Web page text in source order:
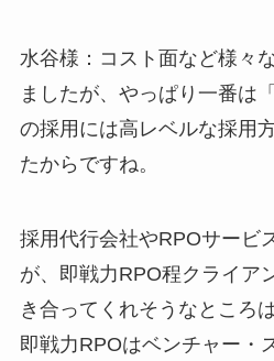
水谷様：コスト面など様々
ましたが、やっぱり一番は
の採用には高レベルな採用
たからですね。
採用代行会社やRPOサービ
が、即戦力RPO程クライア
き合ってくれそうなところ
即戦力RPOはベンチャー・